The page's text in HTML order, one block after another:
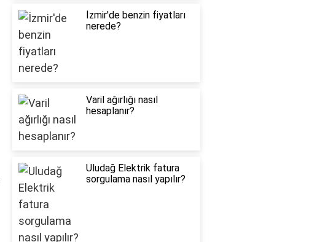
İzmir'de benzin fiyatları
nerede?
Varil ağırlığı nasıl
hesaplanır?
Uludağ Elektrik fatura
sorgulama nasıl yapılır?